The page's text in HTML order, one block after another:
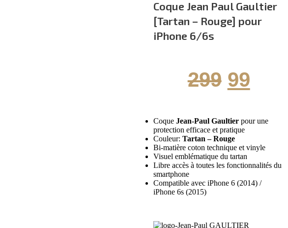
Coque Jean Paul Gaultier
[Tartan – Rouge] pour
iPhone 6/6s
299 Le
prix
initial
était :
99Le
est
CoqueJean-Paul Gaultier pour une
protection efficace et pratique
Couleur:Tartan –Rouge
Bi-matière coton technique et vinyle
Visuel emblématique du tartan
Libre accès à toutes les fonctionnalités du
smartphone
Compatible avec iPhone 6 (2014) /
iPhone 6s (2015)